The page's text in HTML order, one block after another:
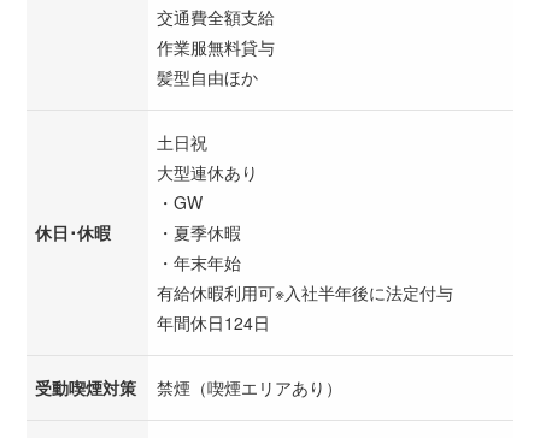
交通費全額支給
作業服無料貸与
髪型自由ほか
休日･休暇
土日祝
大型連休あり
・GW
・夏季休暇
・年末年始
有給休暇利用可※入社半年後に法定付与
年間休日124日
受動喫煙対策 禁煙（喫煙エリアあり）